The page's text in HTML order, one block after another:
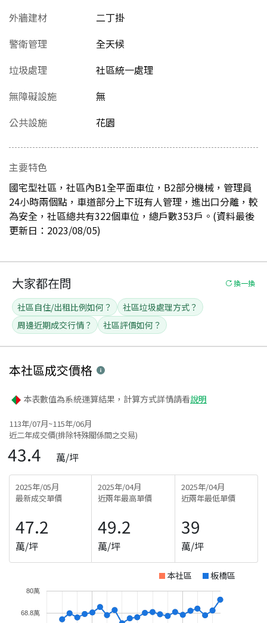
外牆建材
二丁掛
警衛管理
全天候
垃圾處理
社區統一處理
無障礙設施
無
公共設施
花園
主要特色
國宅型社區，社區內B1全平面車位，B2部分機械，管理員
24小時兩個點，車道部分上下班有人管理，進出口分離，較
為安全，社區總共有322個車位，總戶數353戶。(資料最後
更新日：2023/08/05)
大家都在問 換一換
社區自住/出租比例如何？
社區垃圾處理方式？
周邊近期成交行情？
社區評價如何？
本社區成交價格
本表數值為系統運算結果，計算方式詳情請看說明
113年/07月~115年/06月
近二年成交價(排除特殊關係間之交易)
43.4 萬/坪
2025年/05月
最新成交單價
47.2
萬/坪
2025年/04月
近兩年最高單價
49.2
萬/坪
2025年/04月
近兩年最低單價
39
萬/坪
本社區 板橋區
68.8萬
80萬